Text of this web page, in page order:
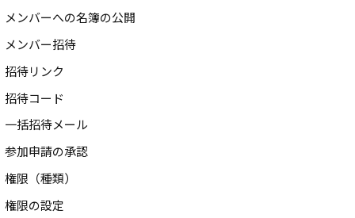
メンバーへの名簿の公開
メンバー招待
招待リンク
招待コード
一括招待メール
参加申請の承認
権限（種類）
権限の設定